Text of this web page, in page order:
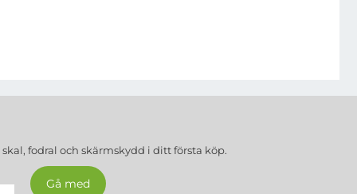
skal, fodral och skärmskydd i ditt första köp.